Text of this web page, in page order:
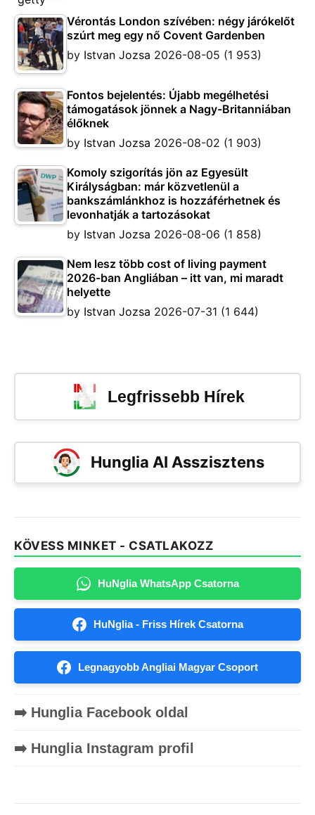
Vérontás London szívében: négy járókelőt
szúrt meg egy nő Covent Gardenben
by Istvan Jozsa 2026-08-05 (1 953)
Fontos bejelentés: Újabb megélhetési
támogatások jönnek a Nagy-Britanniában
élőknek
by Istvan Jozsa 2026-08-02 (1 903)
Komoly szigorítás jön az Egyesült
Királyságban: már közvetlenül a
bankszámlánkhoz is hozzáférhetnek és
levonhatják a tartozásokat
by Istvan Jozsa 2026-08-06 (1 858)
Nem lesz több cost of living payment
2026-ban Angliában – itt van, mi maradt
helyette
by Istvan Jozsa 2026-07-31 (1 644)
Legfrissebb Hírek
Hunglia AI Asszisztens
KÖVESS MINKET - CSATLAKOZZ
HuNglia WhatsApp Csatorna
HuNglia - Friss Hírek Csatorna
Legnagyobb Angliai Magyar Csoport
➡️ Hunglia Facebook oldal
➡️ Hunglia Instagram profil